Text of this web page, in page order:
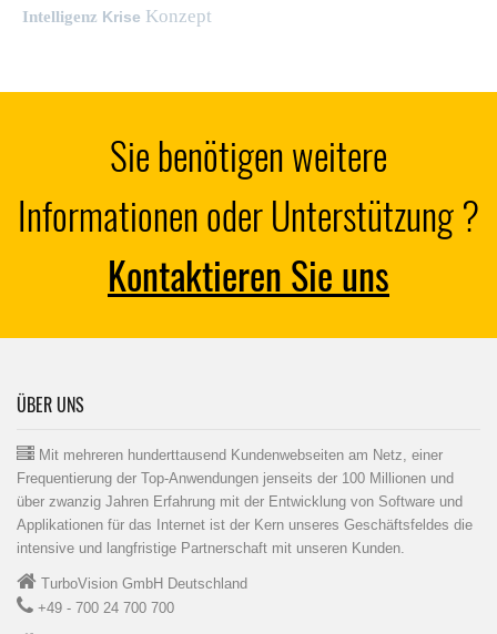
Intelligenz Krise Konzept
Sie benötigen weitere
Informationen oder Unterstützung ?
Kontaktieren Sie uns
ÜBER UNS
Mit mehreren hunderttausend Kundenwebseiten am Netz, einer
Frequentierung der Top-Anwendungen jenseits der 100 Millionen und
über zwanzig Jahren Erfahrung mit der Entwicklung von Software und
Applikationen für das Internet ist der Kern unseres Geschäftsfeldes die
intensive und langfristige Partnerschaft mit unseren Kunden.
TurboVision GmbH Deutschland
+49 - 700 24 700 700